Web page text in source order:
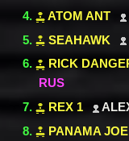
ATOM ANT
SEAHAWK
RICK
RUS
REX 1
PANAMA JOE